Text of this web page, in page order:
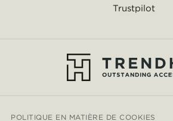
Trustpilot
POLITIQUE EN MATIÈRE DE COOKIES